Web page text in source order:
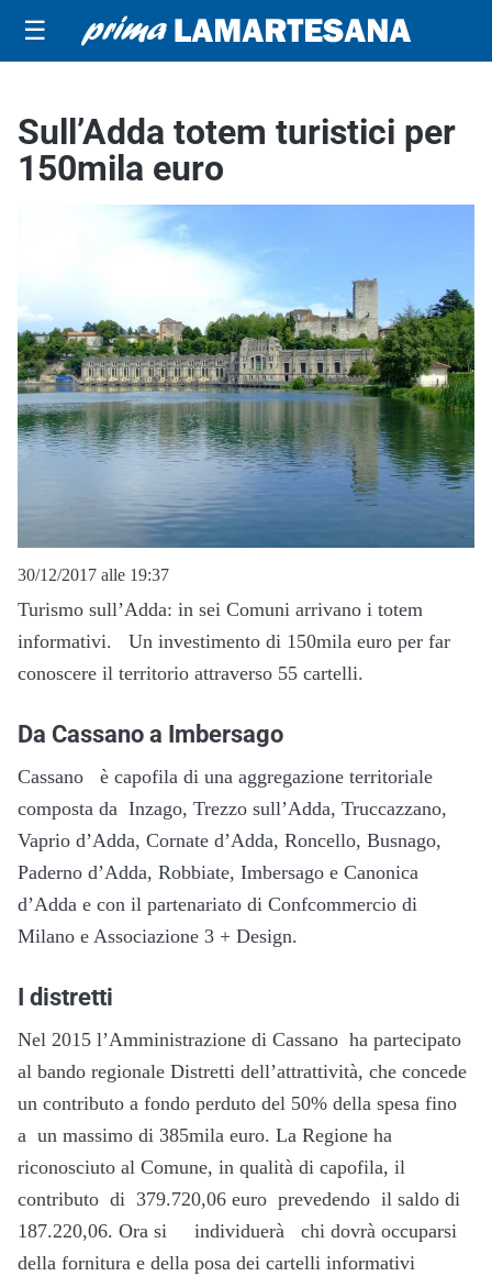
☰
Sull’Adda totem turistici per
150mila euro
30/12/2017 alle 19:37
Turismo sull’Adda: in sei Comuni arrivano i totem
informativi. Un investimento di 150mila euro per far
conoscere il territorio attraverso 55 cartelli.
Da Cassano a Imbersago
Cassano è capofila di una aggregazione territoriale
composta da Inzago, Trezzo sull’Adda, Truccazzano,
Vaprio d’Adda, Cornate d’Adda, Roncello, Busnago,
Paderno d’Adda, Robbiate, Imbersago e Canonica
d’Adda e con il partenariato di Confcommercio di
Milano e Associazione 3 + Design.
I distretti
Nel 2015 l’Amministrazione di Cassano ha partecipato
al bando regionale Distretti dell’attrattività, che concede
un contributo a fondo perduto del 50% della spesa fino
a un massimo di 385mila euro. La Regione ha
riconosciuto al Comune, in qualità di capofila, il
contributo di 379.720,06 euro prevedendo il saldo di
187.220,06. Ora si individuerà chi dovrà occuparsi
della fornitura e della posa dei cartelli informativi